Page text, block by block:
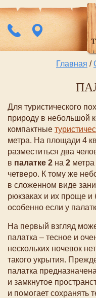
Главная /
Для туристического
природу в небольшой
компактные
метра. На площади 4
разместиться два
в палатке 2 на 2
четверо. К тому же
в сложенном виде
рюкзаках и их проще и
особенно если у
На первый взгляд
палатка – тесное и
нескольких ночевок
такого укрытия.
палатка
и замкнутое
и помогает сохранять